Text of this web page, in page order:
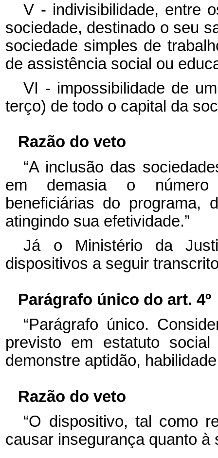
V - indivisibilidade, entre
sociedade, destinado o seu
sociedade simples de
de assistência social ou
VI - impossibilidade de
terço) de todo o capital da
Razão do veto
“A inclusão das
em demasia o número
beneficiárias do programa,
atingindo sua efetividade.”
Já o Ministério da
dispositivos a seguir
Parágrafo único do art. 4º
“Parágrafo único.
previsto em estatuto
demonstre aptidão,
Razão do veto
“O dispositivo, tal como
causar insegurança quanto à